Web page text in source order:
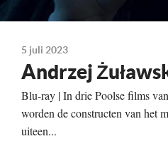
5 juli 2023
Andrzej
Blu-ray | In drie Poolse films
worden de constructen van het
uiteen...